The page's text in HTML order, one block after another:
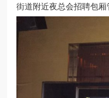
街道附近夜总会招聘包